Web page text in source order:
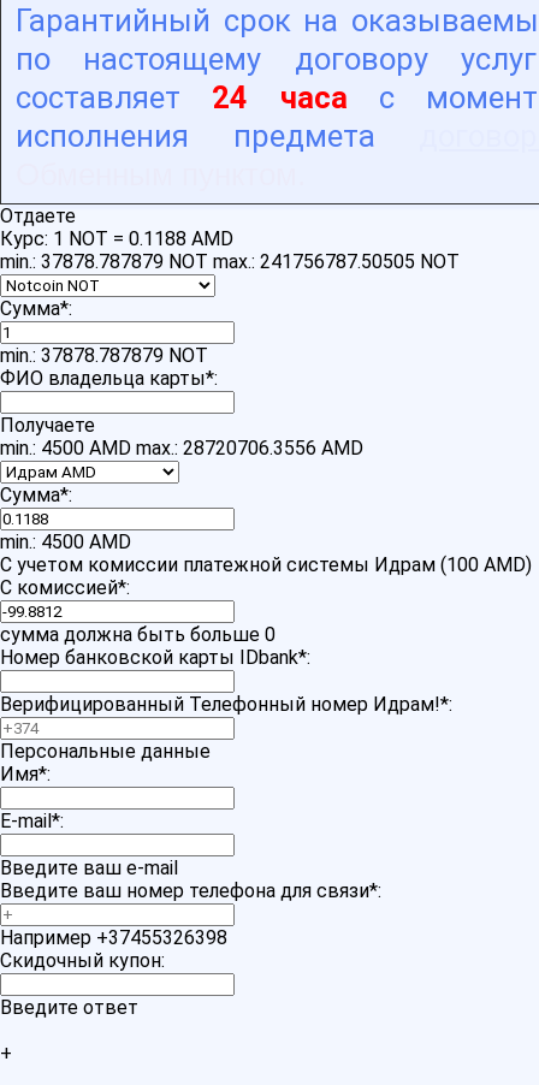
Гарантийный срок на
по настоящему договору
составляет 24 часа с
исполнения предмета
Отдаете
Курс: 1 NOT = 0.1188 AMD
min.: 37878.787879 NOT max.: 241756787.50505 NOT
Сумма*:
min.: 37878.787879 NOT
ФИО владельца карты*:
Получаете
min.: 4500 AMD max.: 28720706.3556 AMD
Сумма*:
min.: 4500 AMD
С учетом комиссии платежной системы Идрам (100 AMD)
С комиссией*:
сумма должна быть больше 0
Номер банковской карты IDbank*:
Верифицированный Телефонный номер Идрам!*:
Персональные данные
Имя*:
E-mail*:
Введите ваш e-mail
Введите ваш номер телефона для связи*:
Например +37455326398
Скидочный купон:
Введите ответ
+